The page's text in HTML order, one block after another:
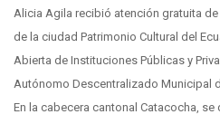
Alicia Agila recibió atención gratuita
de la ciudad Patrimonio Cultural del
Abierta de Instituciones Públicas y
Autónomo Descentralizado Municipal
En la cabecera cantonal Catacocha,